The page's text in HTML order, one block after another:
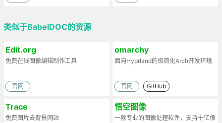
类似于BabelDOC的资源
Edit.org
免费在线图像编辑制作工具
官网
omarchy
面向Hyprland的极简化Arch开发环境
官网 GitHub
Trace
免费图片去背景网站
悟空图像
一款专业的图像处理软件，支持十亿像